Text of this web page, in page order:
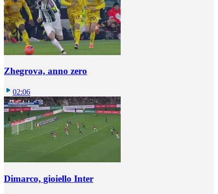
Zhegrova, anno zero
02:06
Dimarco, gioiello Inter